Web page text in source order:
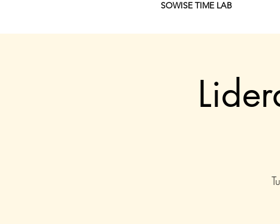
SOWISE TIME LAB